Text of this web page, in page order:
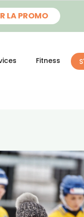
LA PROMO
Fitness